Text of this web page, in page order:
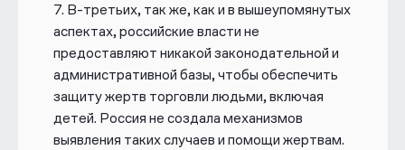
7. В-третьих, так же, как и в вышеупомянутых
аспектах, российские власти не
предоставляют никакой законодательной и
административной базы, чтобы обеспечить
защиту жертв торговли людьми, включая
детей. Россия не создала механизмов
выявления таких случаев и помощи жертвам.